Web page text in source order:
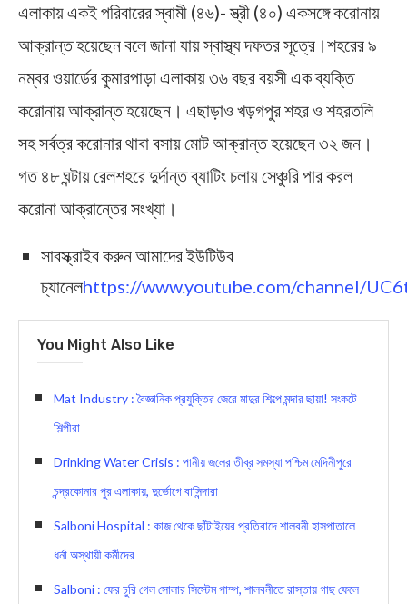
এলাকায় একই পরিবারের স্বামী (৪৬)- স্ত্রী (৪০) একসঙ্গে করোনায়
আক্রান্ত হয়েছেন বলে জানা যায় স্বাস্থ্য দফতর সূত্রে।শহরের ৯
নম্বর ওয়ার্ডের কুমারপাড়া এলাকায় ৩৬ বছর বয়সী এক ব্যক্তি
করোনায় আক্রান্ত হয়েছেন। এছাড়াও খড়গপুর শহর ও শহরতলি
সহ সর্বত্র করোনার থাবা বসায় মোট আক্রান্ত হয়েছেন ৩২ জন।
গত ৪৮ ঘন্টায় রেলশহরে দুর্দান্ত ব্যাটিং চলায় সেঞ্চুরি পার করল
করোনা আক্রান্তের সংখ্যা।
সাবস্ক্রাইব করুন আমাদের ইউটিউব
চ্যানেলhttps://www.youtube.com/channel/
You Might Also Like
Mat Industry : বৈজ্ঞানিক প্রযুক্তির জেরে মাদুর শিল্পে মন্দার ছায়া! সংকটে
শিল্পীরা
Drinking Water Crisis : পানীয় জলের তীব্র সমস্যা পশ্চিম মেদিনীপুরে
চন্দ্রকোনার পুর এলাকায়, দুর্ভোগে বাসিন্দারা
Salboni Hospital : কাজ থেকে ছাঁটাইয়ের প্রতিবাদে শালবনী হাসপাতালে
ধর্না অস্থায়ী কর্মীদের
Salboni : ফের চুরি গেল সোলার সিস্টেম পাম্প, শালবনীতে রাস্তায় গাছ ফেলে